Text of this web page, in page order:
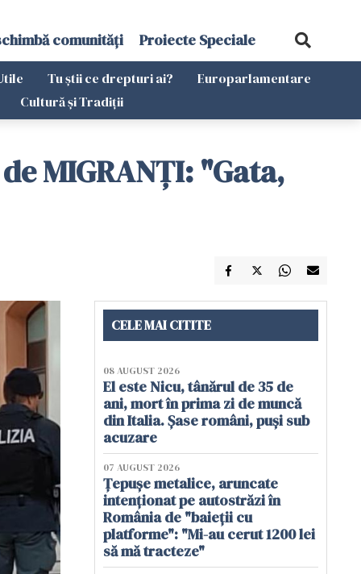
comunități Proiecte Speciale
Tu știi ce drepturi ai?
Europarlamentare
Cultură și Tradiții
MIGRANȚI: "Gata,
CELE MAI CITITE
08 AUGUST 2026
El este Nicu, tânărul de 35 de
ani, mort în prima zi de muncă
din Italia. Șase români, puși sub
acuzare
07 AUGUST 2026
Țepușe metalice, aruncate
intenționat pe autostrăzi în
România de "baieții cu
platforme": "Mi-au cerut 1200 lei
să mă tracteze"